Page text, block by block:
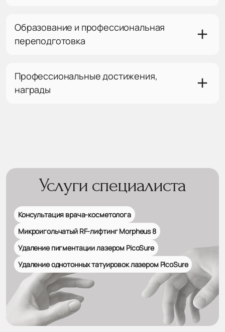
Образование и профессиональная
переподготовка
Профессиональные достижения,
награды
Услуги специалиста
Консультация врача-косметолога
Микроигольчатый RF-лифтинг Morpheus 8
Удаление пигментации лазером PicoSure
Удаление однотонных татуировок лазером PicoSure